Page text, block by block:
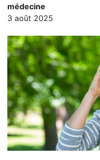
médecine
3 août 2025